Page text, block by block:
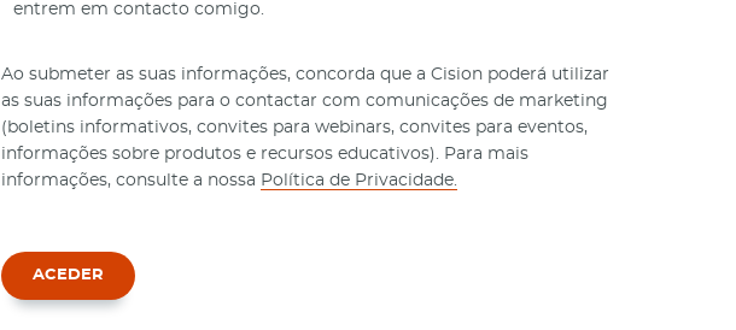
entrem em contacto comigo.
Ao submeter as suas informações, concorda que a Cision poderá utilizar
as suas informações para o contactar com comunicações de marketing
(boletins informativos, convites para webinars, convites para eventos,
informações sobre produtos e recursos educativos). Para mais
informações, consulte a nossa Política de Privacidade.
ACEDER